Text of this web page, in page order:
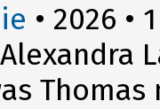
• 2026 •